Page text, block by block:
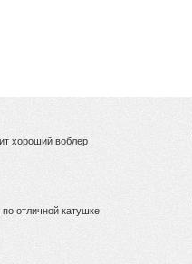
хороший воблер
отличной катушке